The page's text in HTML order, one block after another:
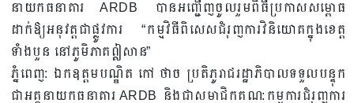
នាយកធនាគារ ARDB បានអញ្ជើញចូលរួមពិធីប្រកាសសម្ពោធ
ដាក់ឱ្យអនុវត្តជាផ្លូវការ “កម្មវិធីពិសេសជំរុញការវិនិយោគក្នុងខេត្ត
ទាំងបួន នៅភូមិភាគឦសាន”
ភ្នំពេញ: ឯកឧត្តមបណ្ឌិត កៅ ថាច ប្រតិភូរាជរដ្ឋាភិបាលទទួលបន្ទុក
ជាអគ្គនាយកធនាគារ ARDB និងជាសមាជិកគណ:កម្មការជំរុញការ